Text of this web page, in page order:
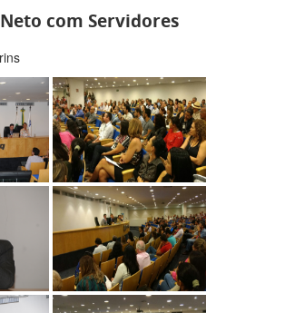
com Servidores